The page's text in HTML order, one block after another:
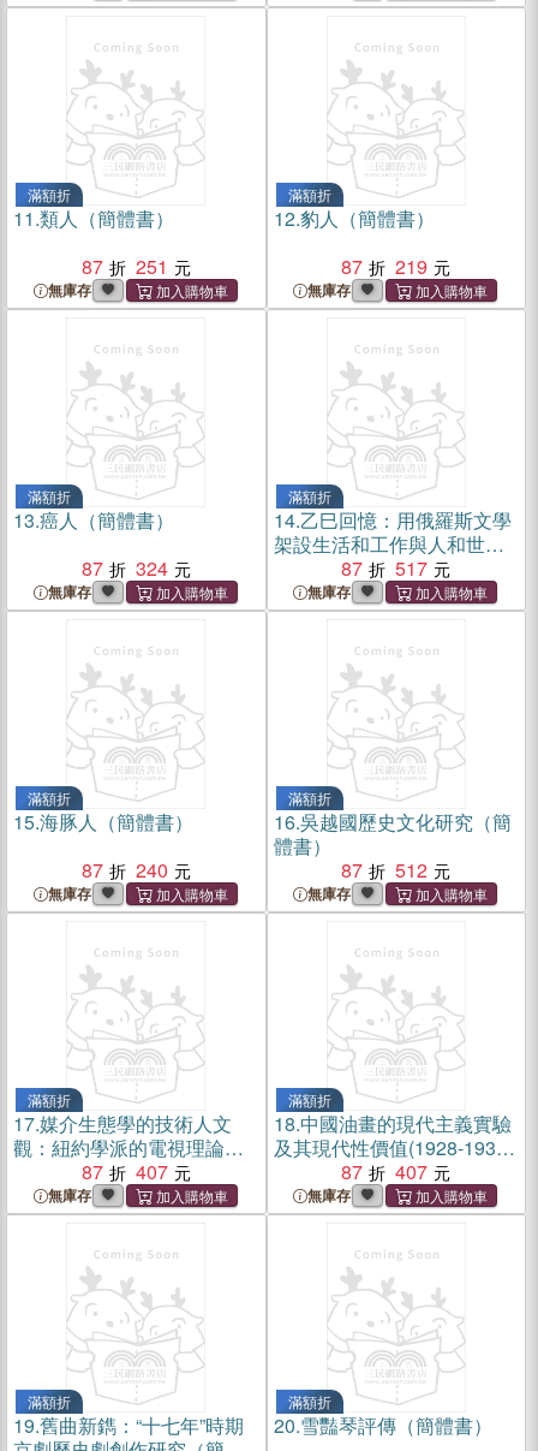
滿額折
11.類人（簡體書）
87
251
無庫存
滿額折
12.豹人（簡體書）
87
219
無庫存
滿額折
13.癌人（簡體書）
87
324
無庫存
滿額折
14.乙巳回憶：用俄羅斯文學
架設生活和工作與人和世界
的橋樑（簡體書）
87 517
無庫存
滿額折
15.海豚人（簡體書）
87
240
無庫存
滿額折
16.吳越國歷史文化研究（簡
體書）
87
512
無庫存
滿額折
17.媒介生態學的技術人文
觀：紐約學派的電視理論研
究（簡體書）
87 407
無庫存
滿額折
18.中國油畫的現代主義實驗
及其現代性價值(1928-1937)
（簡體書）
87 407
無庫存
滿額折
19.舊曲新鐫：“十七年”時期
滿額折
20.雪豔琴評傳（簡體書）